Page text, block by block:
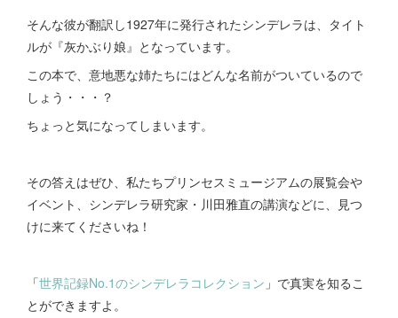
そんな彼が翻訳し1927年に発行されたシンデレラは、タイト
ルが『灰かぶり娘』となっています。
この本で、意地悪な姉たちにはどんな名前がついているので
しょう・・・？
ちょっと気になってしまいます。
その答えはぜひ、私たちプリンセスミュージアムの展覧会や
イベント、シンデレラ研究家・川田雅直の講演などに、見つ
けに来てくださいね！
「世界記録No.1のシンデレラコレクション 」で真実を知るこ
とができますよ。